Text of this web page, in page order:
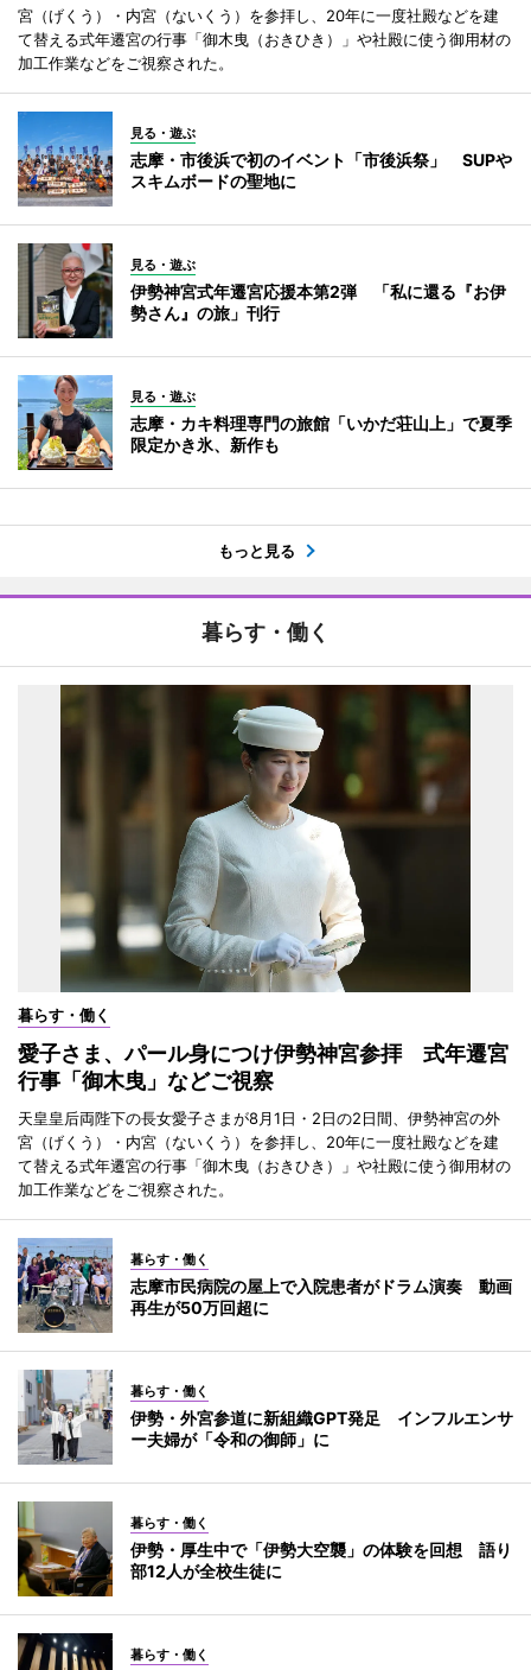
宮（げくう）・内宮（ないくう）を参拝し、20年に一度社殿などを建
て替える式年遷宮の行事「御木曳（おきひき）」や社殿に使う御用材の
加工作業などをご視察された。
見る・遊ぶ
志摩・市後浜で初のイベント「市後浜祭」 SUPや
スキムボードの聖地に
見る・遊ぶ
伊勢神宮式年遷宮応援本第2弾 「私に還る『お伊
勢さん』の旅」刊行
見る・遊ぶ
志摩・カキ料理専門の旅館「いかだ荘山上」で夏季
限定かき氷、新作も
もっと見る
暮らす・働く
暮らす・働く
愛子さま、パール身につけ伊勢神宮参拝 式年遷宮
行事「御木曳」などご視察
天皇皇后両陛下の長女愛子さまが8月1日・2日の2日間、伊勢神宮の外
宮（げくう）・内宮（ないくう）を参拝し、20年に一度社殿などを建
て替える式年遷宮の行事「御木曳（おきひき）」や社殿に使う御用材の
加工作業などをご視察された。
暮らす・働く
志摩市民病院の屋上で入院患者がドラム演奏 動画
再生が50万回超に
暮らす・働く
伊勢・外宮参道に新組織GPT発足 インフルエンサ
ー夫婦が「令和の御師」に
暮らす・働く
伊勢・厚生中で「伊勢大空襲」の体験を回想 語り
部12人が全校生徒に
暮らす・働く